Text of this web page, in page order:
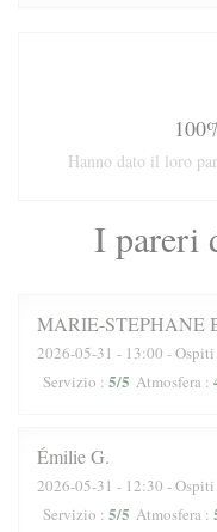
I pareri
MARIE-STEPHANE
2026-05-31 - 13:00 - Ospiti
Servizio : 5/5 Atmosfera :
ÉmilieG
2026-05-31 - 12:30 - Ospiti
Servizio : 5/5 Atmosfera :
Hanno dato il loro